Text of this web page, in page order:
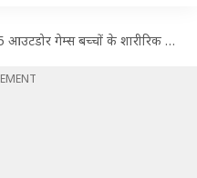
गेम्स बच्चों के शारीरिक और मानसिक विकास को बढ़ावा देने में हैं सहायक